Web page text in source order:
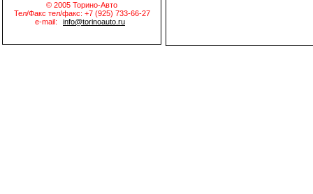
© 2005 Торино-Авто
Тел/Факс тел/факс: +7 (925) 733-66-27
e-mail:
info@torinoauto.ru